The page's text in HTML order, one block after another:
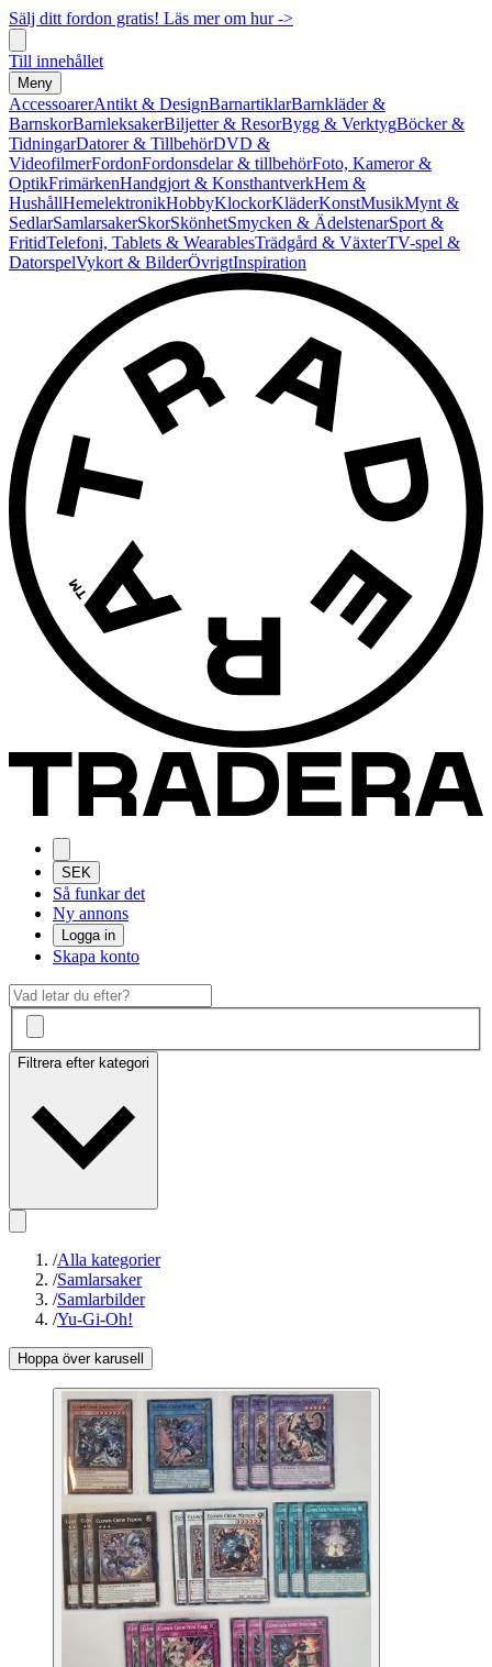
Sälj ditt fordon gratis! Läs mer om hur ->
Till innehållet
Meny
AccessoarerAntikt & DesignBarnartiklarBarnkläder &
BarnskorBarnleksakerBiljetter & ResorBygg & VerktygBöcker &
TidningarDatorer & TillbehörDVD &
VideofilmerFordonFordonsdelar & tillbehörFoto, Kameror &
OptikFrimärkenHandgjort & KonsthantverkHem &
HushållHemelektronikHobbyKlockorKläderKonstMusikMynt &
SedlarSamlarsakerSkorSkönhetSmycken & ÄdelstenarSport &
FritidTelefoni, Tablets & WearablesTrädgård & VäxterTV-spel &
DatorspelVykort & BilderÖvrigtInspiration
SEK
Så funkar det
Ny annons
Logga in
Skapa konto
Filtrera efter kategori
/Alla kategorier
/Samlarsaker
/Samlarbilder
/Yu-Gi-Oh!
Hoppa över karusell